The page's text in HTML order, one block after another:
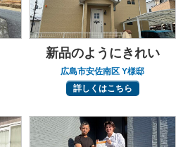
新品のようにきれい
広島市安佐南区 Y様邸
詳しくはこちら